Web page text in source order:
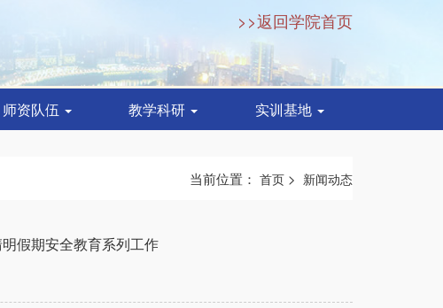
>>返回学院首页
师资队伍 教学科研 实训基地
当前位置： 首页 > 新闻动态
假期安全教育系列工作